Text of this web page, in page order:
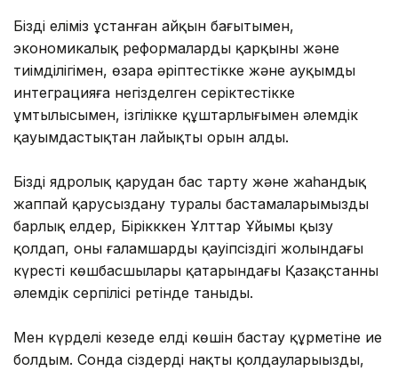
Біздің еліміз ұстанған айқын бағытымен,
экономикалық реформалардың қарқыны және
тиімділігімен, өзара әріптестікке және ауқымды
интеграцияға негізделген серіктестікке
ұмтылысымен, ізгілікке құштарлығымен әлемдік
қауымдастықтан лайықты орын алды.
Біздің ядролық қарудан бас тарту және жаһандық
жаппай қарусыздану туралы бастамаларымызды
барлық елдер, Бірікккен Ұлттар Ұйымы қызу
қолдап, оны ғаламшардың қауіпсіздігі жолындағы
күрестің көшбасшылары қатарындағы Қазақстанның
әлемдік серпілісі ретінде таныды.
Мен күрделі кезеңде елдің көшін бастау құрметіне ие
болдым. Сонда сіздердің нақты қолдауларыңызды,